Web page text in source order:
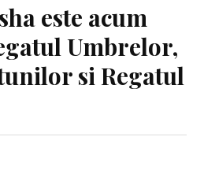
este acum
Umbrelor,
si Regatul